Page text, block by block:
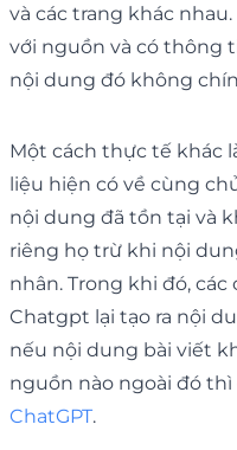
và các trang khác
với nguồn và có thông
nội dung đó không
Một cách thực tế khác
liệu hiện có về cùng
nội dung đã tồn tại và
riêng họ trừ khi nội
nhân. Trong khi đó,
Chatgpt lại tạo ra nội
nếu nội dung bài viết
nguồn nào ngoài đó thì
ChatGPT.